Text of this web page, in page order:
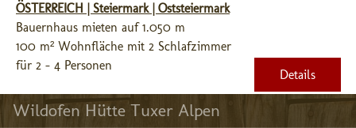
ÖSTERREICH | Steiermark | Oststeiermark
Bauernhaus mieten auf 1.050 m
100 m² Wohnfläche mit 2 Schlafzimmer
für 2 - 4 Personen
Details
Wildofen Hütte Tuxer Alpen